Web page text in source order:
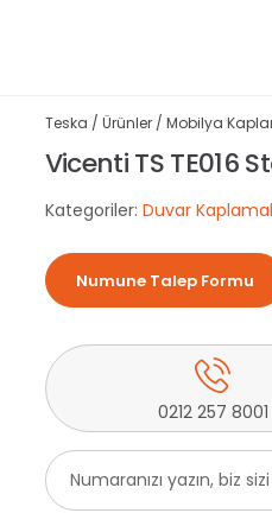
Teska / Ürünler/ Mobilya
Vicenti TS TE016
Kategoriler: Duvar
Numune Talep Formu
0212 257 8001